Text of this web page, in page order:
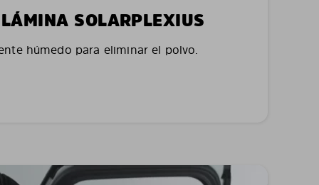
SOLARPLEXIUS
húmedo para eliminar el polvo.